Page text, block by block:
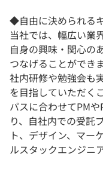
◆自由に決められる
当社では、幅広い業
自身の興味・関心の
つなげることができま
社内研修や勉強会も
を目指していただく
パスに合わせてPM
り、自社内での受託
ト、デザイン、マー
ルスタックエンジニ